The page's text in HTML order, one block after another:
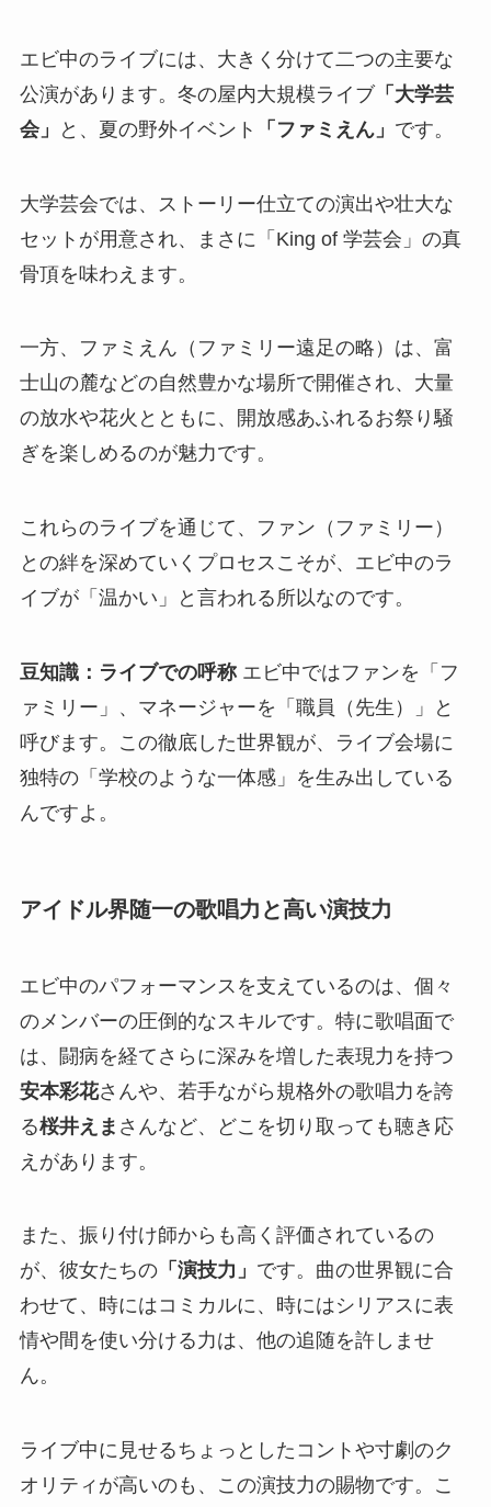
エビ中のライブには、大きく分けて二つの主要な
公演があります。冬の屋内大規模ライブ「大学芸
会」
と、夏の野外イベント 「ファミえん」 です。
大学芸会では、ストーリー仕立ての演出や壮大な
セットが用意され、まさに「King of 学芸会」の真
骨頂を味わえます。
一方、ファミえん（ファミリー遠足の略）は、富
士山の麓などの自然豊かな場所で開催され、大量
の放水や花火とともに、開放感あふれるお祭り騒
ぎを楽しめるのが魅力です。
これらのライブを通じて、ファン（ファミリー）
との絆を深めていくプロセスこそが、エビ中のラ
イブが「温かい」と言われる所以なのです。
豆知識：ライブでの呼称エビ中ではファンを「フ
ァミリー」、マネージャーを「職員（先生）」と
呼びます。この徹底した世界観が、ライブ会場に
独特の「学校のような一体感」を生み出している
んですよ。
アイドル界随一の歌唱力と高い演技力
エビ中のパフォーマンスを支えているのは、個々
のメンバーの圧倒的なスキルです。特に歌唱面で
は、闘病を経てさらに深みを増した表現力を持つ
安本彩花さんや、若手ながら規格外の歌唱力を誇
る桜井えま さんなど、どこを切り取っても聴き応
えがあります。
また、振り付け師からも高く評価されているの
が、彼女たちの「演技力」 です。曲の世界観に合
わせて、時にはコミカルに、時にはシリアスに表
情や間を使い分ける力は、他の追随を許しませ
ん。
ライブ中に見せるちょっとしたコントや寸劇のク
オリティが高いのも、この演技力の賜物です。こ